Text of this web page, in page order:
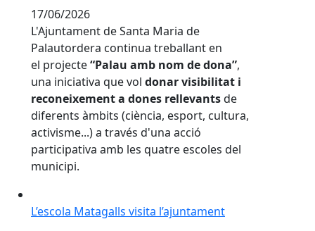
17/06/2026
L'Ajuntament de Santa Maria de
Palautordera continua treballant en
el projecte“Palau amb nom de dona”,
una iniciativa que vol donar visibilitat i
reconeixement a dones rellevantsde
diferents àmbits (ciència, esport, cultura,
activisme...) a través d'una acció
participativa amb les quatre escoles del
municipi.
L’escola Matagalls visita l’ajuntament